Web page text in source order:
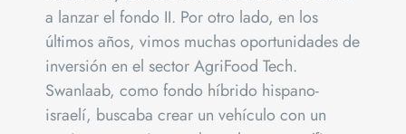
a lanzar el fondo II. Por otro lado, en los
últimos años, vimos muchas oportunidades de
inversión en el sector AgriFood Tech.
Swanlaab, como fondo híbrido hispano-
israelí, buscaba crear un vehículo con un